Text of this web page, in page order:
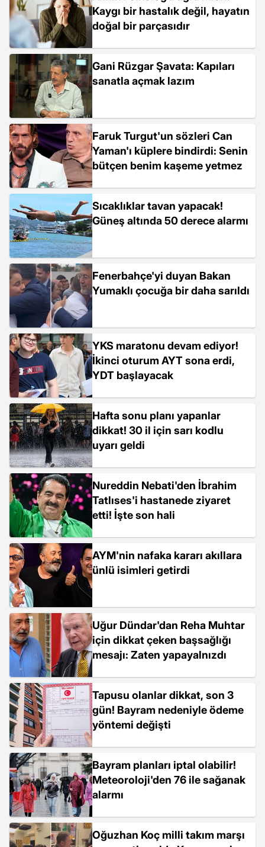
Kaygı bir hastalık değil, hayatın
doğal bir parçasıdır
Gani Rüzgar Şavata: Kapıları
sanatla açmak lazım
Faruk Turgut'un sözleri Can
Yaman'ı küplere bindirdi: Senin
bütçen benim kaşeme yetmez
Sıcaklıklar tavan yapacak!
Güneş altında 50 derece alarmı
Fenerbahçe'yi duyan Bakan
Yumaklı çocuğa bir daha sarıldı
YKS maratonu devam ediyor!
İkinci oturum AYT sona erdi,
YDT başlayacak
Hafta sonu planı yapanlar
dikkat! 30 il için sarı kodlu
uyarı geldi
Nureddin Nebati'den İbrahim
Tatlıses'i hastanede ziyaret
etti! İşte son hali
AYM'nin nafaka kararı akıllara
ünlü isimleri getirdi
Uğur Dündar'dan Reha Muhtar
için dikkat çeken başsağlığı
mesajı: Zaten yapayalnızdı
Tapusu olanlar dikkat, son 3
gün! Bayram nedeniyle ödeme
yöntemi değişti
Bayram planları iptal olabilir!
Meteoroloji'den 76 ile sağanak
alarmı
Oğuzhan Koç milli takım marşı